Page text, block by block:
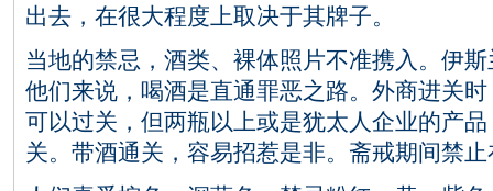
出去，在很大程度上取决于其牌子。
当地的禁忌，酒类、裸体照片不准携入。伊
他们来说，喝酒是直通罪恶之路。外商进关
可以过关，但两瓶以上或是犹太人企业的产
关。带酒通关，容易招惹是非。斋戒期间禁